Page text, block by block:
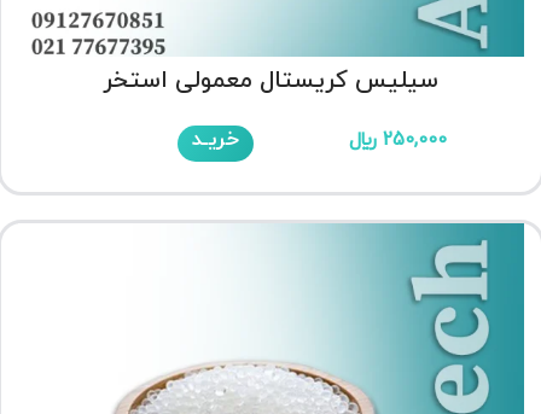
سیلیس کریستال معمولی استخر
250,000 ﷼ خریـد